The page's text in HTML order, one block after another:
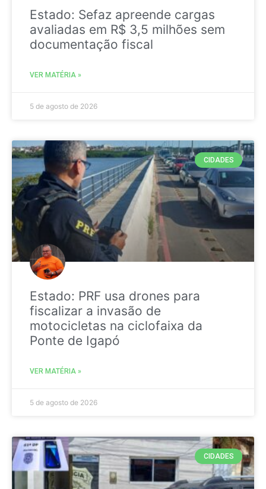
Estado: Sefaz apreende cargas
avaliadas em R$ 3,5 milhões sem
documentação fiscal
VER MATÉRIA »
5 de agosto de 2026
CIDADES
Estado: PRF usa drones para
fiscalizar a invasão de
motocicletas na ciclofaixa da
Ponte de Igapó
VER MATÉRIA »
5 de agosto de 2026
CIDADES